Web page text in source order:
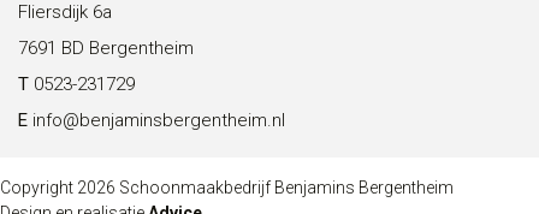
Fliersdijk 6a
7691 BD Bergentheim
T 0523-231729
E info@benjaminsbergentheim.nl
Copyright 2026 Schoonmaakbedrijf Benjamins Bergentheim